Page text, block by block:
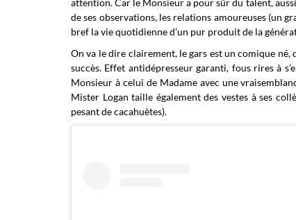
de ses observations, les relations amoureuses (un
bref la vie quotidienne d’un pur produit de la
On va le dire clairement, le gars est un comique
succès. Effet antidépresseur garanti, fous rires à
Monsieur à celui de Madame avec une
Mister Logan taille également des vestes à ses
pesant de cacahuètes).